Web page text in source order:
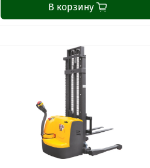
В корзину